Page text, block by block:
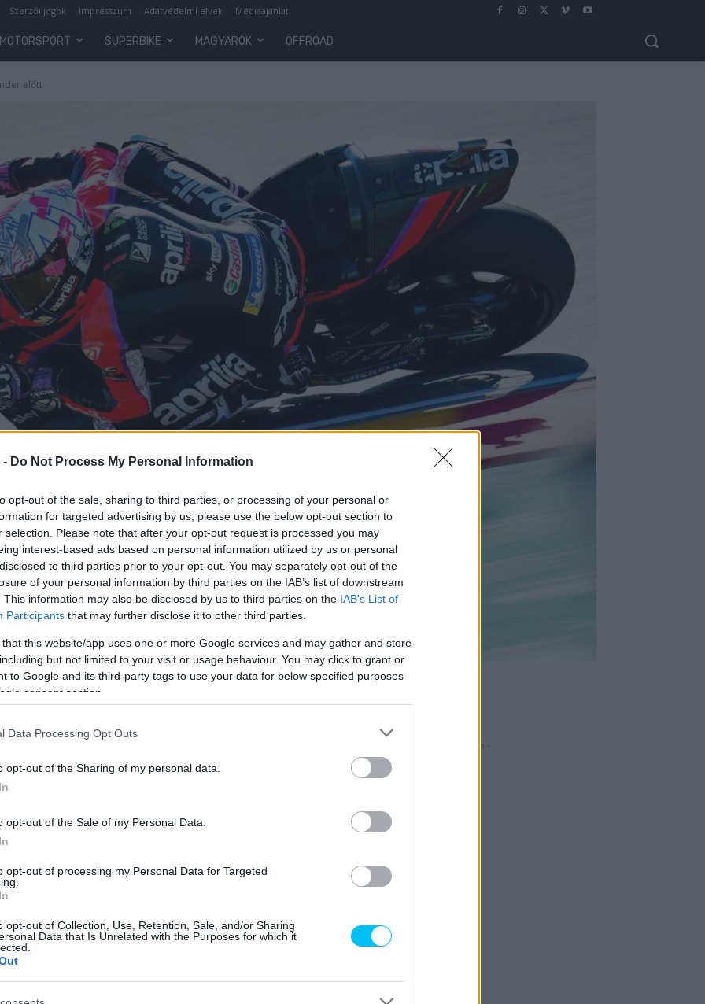
- Do Not Process My Personal Information
opt-out of the sale, sharing to third parties, or processing of your personal or
for targeted advertising by us, please use the below opt-out section to
selection. Please note that after your opt-out request is processed you may
interest-based ads based on personal information utilized by us or personal
to third parties prior to your opt-out. You may separately opt-out of the
of your personal information by third parties on the IAB’s list of downstream
This information may also be disclosed by us to third parties on the IAB’s List of
Participants that may further disclose it to other third parties.
that this website/app uses one or more Google services and may gather and store
but not limited to your visit or usage behaviour. You may click to grant or
to Google and its third-party tags to use your data for below specified purposes
consent section.
Data Processing Opt Outs
opt-out of the Sharing of my personal data.
opt-out of the Sale of my Personal Data.
opt-out of processing my Personal Data for Targeted
opt-out of Collection, Use, Retention, Sale, and/or Sharing
Data that Is Unrelated with the Purposes for which it
Szerzői jogok Impresszum Adatvédelmi elvek Médiaajánlat
MOTORSPORT SUPERBIKE MAGYAROK OFFROAD
előtt
a kalappal Binder
a versenytársak teljesítménye. Különösen a KTM-
folytatott küzdelemben legyőzött.
- Hirdetés -